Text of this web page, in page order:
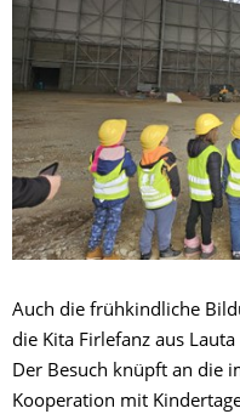
Auch die frühkindliche
die Kita Firlefanz aus
Der Besuch knüpft an die
Kooperation mit